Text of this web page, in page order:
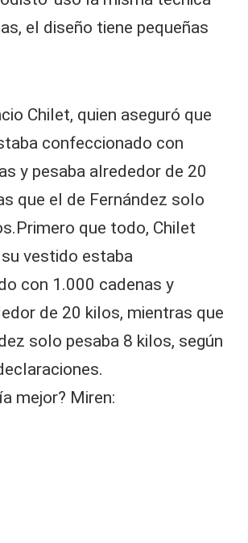
el diseño tiene pequeñas
Chilet, quien aseguró que
confeccionado con
y pesaba alrededor de 20
que el de Fernández solo
que todo, Chilet
vestido estaba
con 1.000 cadenas y
de 20 kilos, mientras que
solo pesaba 8 kilos, según
mejor? Miren: